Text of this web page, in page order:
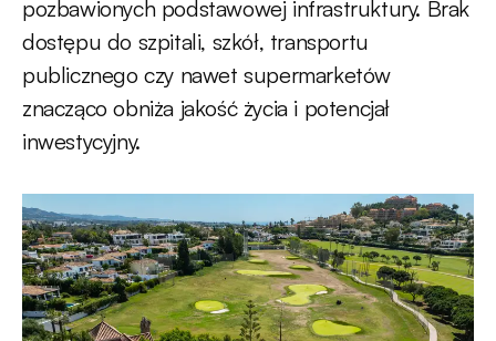
pozbawionych podstawowej infrastruktury. Brak
dostępu do szpitali, szkół, transportu
publicznego czy nawet supermarketów
znacząco obniża jakość życia i potencjał
inwestycyjny.